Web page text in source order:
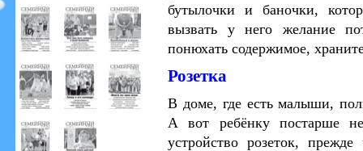
бутылочки и баночки,
вызвать у него желание
понюхать содержимое,
Розетка
В доме, где есть малыши,
А вот ребёнку постарше
устройство розеток,